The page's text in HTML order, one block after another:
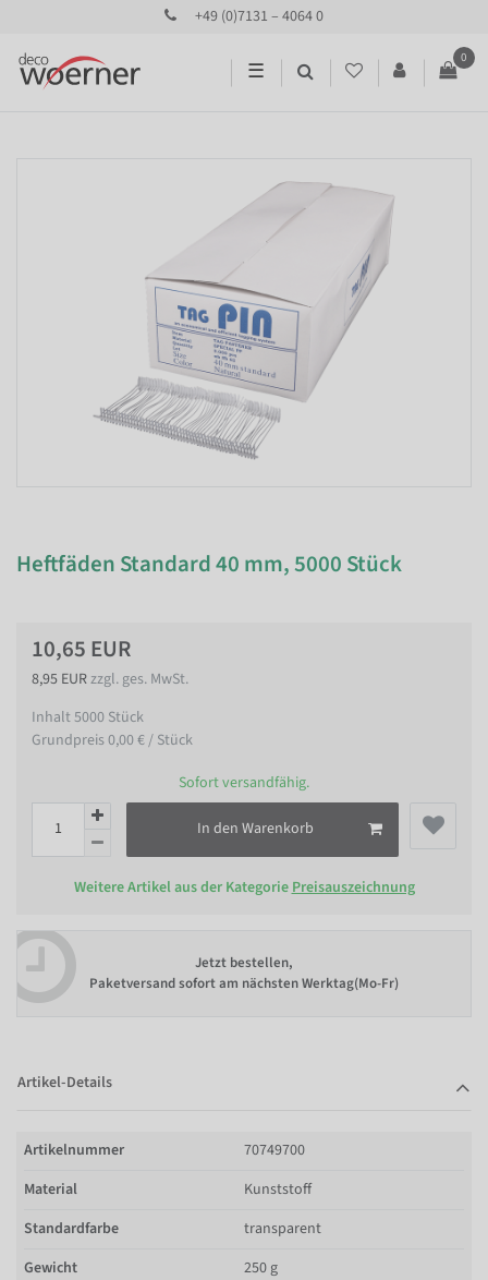
+49 (0)7131 – 4064 0
☰
0
Heftfäden Standard 40 mm, 5000 Stück
10,65 EUR
8,95 EURzzgl. ges. MwSt.
Inhalt5000 Stück
Grundpreis0,00 € / Stück
Sofort versandfähig.
In den Warenkorb
Weitere Artikel aus der Kategorie Preisauszeichnung
Jetzt bestellen,
Paketversand sofort am nächsten Werktag(Mo-Fr)
Artikel-Details
Artikelnummer
70749700
Material
Kunststoff
Standardfarbe
transparent
Gewicht
250 g